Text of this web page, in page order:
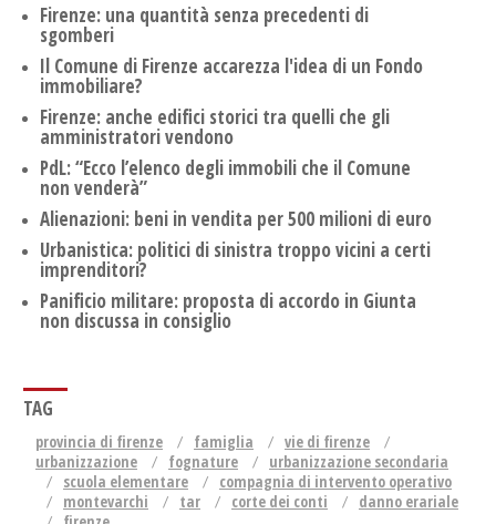
Firenze: una quantità senza precedenti di
sgomberi
Il Comune di Firenze accarezza l'idea di un Fondo
immobiliare?
Firenze: anche edifici storici tra quelli che gli
amministratori vendono
PdL: “Ecco l’elenco degli immobili che il Comune
non venderà”
Alienazioni: beni in vendita per 500 milioni di euro
Urbanistica: politici di sinistra troppo vicini a certi
imprenditori?
Panificio militare: proposta di accordo in Giunta
non discussa in consiglio
TAG
provincia di firenze famiglia
vie di firenze
urbanizzazione
fognature
urbanizzazione secondaria
scuola elementare
compagnia di intervento operativo
montevarchi
tar corte dei conti
danno erariale